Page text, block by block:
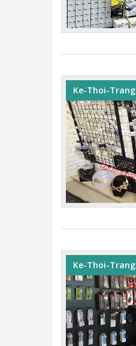
Ke-Thoi-Trang
Ke-Thoi-Trang